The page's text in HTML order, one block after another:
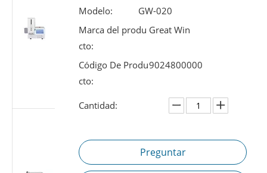
médica |
Máquina de
prueba de
émbolo
según ISO
de jeringa
médica |
Modelo:
GW-020
Marca del produ
cto:
Great Win
Código De Produ
cto:
9024800000
Cantidad:
Preguntar